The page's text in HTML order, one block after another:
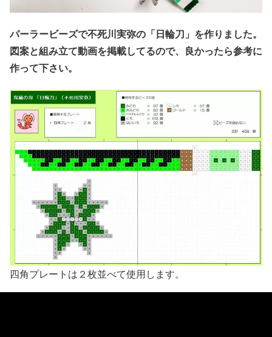
パーラービーズで不死川実弥の「日輪刀」を作りました。
図案と組み立て動画を掲載してるので、良かったら参考に
作って下さい。
四角プレートは２枚並べて使用します。